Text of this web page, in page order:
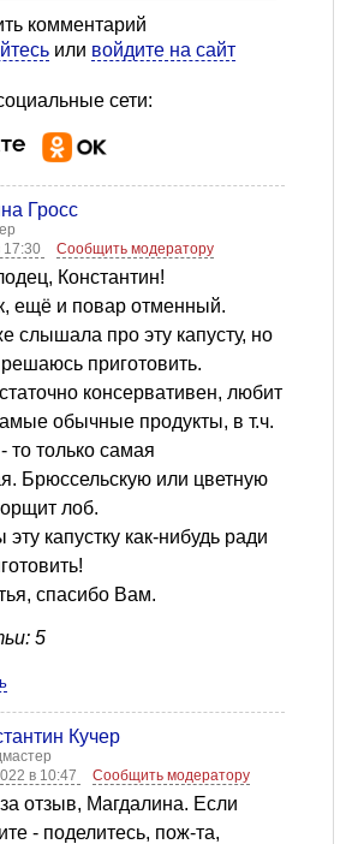
комментарий
или войдите на сайт
сети:
Гросс
17:30
Сообщить модератору
Константин!
ещё и повар отменный.
слышала про эту капусту, но
решаюсь приготовить.
консервативен, любит
обычные продукты, в т.ч.
то только самая
Брюссельскую или цветную
лоб.
капустку как-нибудь ради
спасибо Вам.
5
Кучер
в 10:47
Сообщить модератору
отзыв, Магдалина. Если
- поделитесь, пож-та,